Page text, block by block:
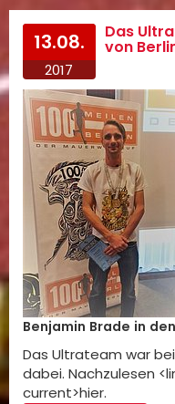
13.08.
2017
Das
von
Benjamin Brade in
Das Ultrateam war
dabei. Nachzulesen
current>hier.